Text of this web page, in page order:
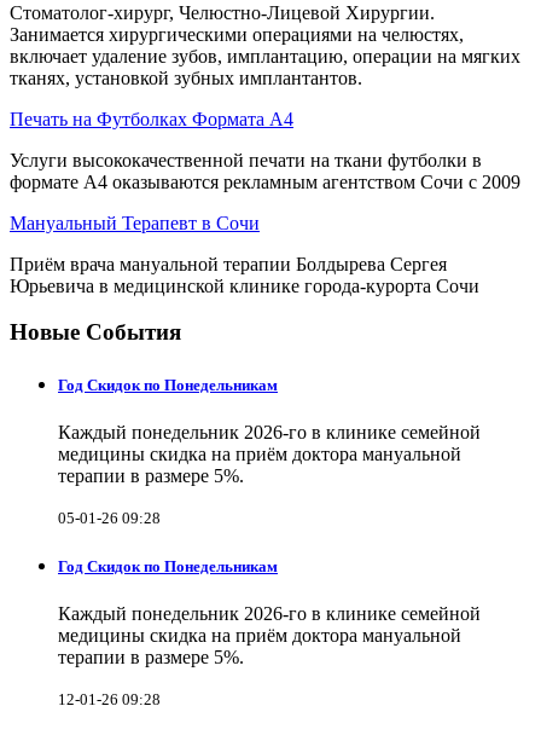
Стоматолог-хирург, Челюстно-Лицевой Хирургии.
Занимается хирургическими операциями на челюстях,
включает удаление зубов, имплантацию, операции на мягких
тканях, установкой зубных имплантантов.
Печать на Футболках Формата А4
Услуги высококачественной печати на ткани футболки в
формате А4 оказываются рекламным агентством Сочи с 2009
Мануальный Терапевт в Сочи
Приём врача мануальной терапии Болдырева Сергея
Юрьевича в медицинской клинике города-курорта Сочи
Новые События
Год Скидок по Понедельникам
Каждый понедельник 2026-го в клинике семейной
медицины скидка на приём доктора мануальной
терапии в размере 5%.
05-01-26 09:28
Год Скидок по Понедельникам
Каждый понедельник 2026-го в клинике семейной
медицины скидка на приём доктора мануальной
терапии в размере 5%.
12-01-26 09:28